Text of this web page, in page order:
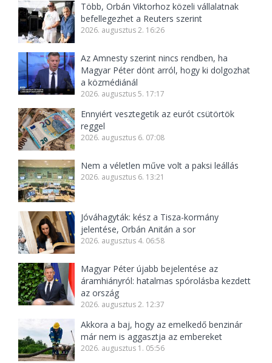
Több, Orbán Viktorhoz közeli vállalatnak
befellegezhet a Reuters szerint
2026. augusztus 2. 16:26
Az Amnesty szerint nincs rendben, ha
Magyar Péter dönt arról, hogy ki dolgozhat
a közmédiánál
2026. augusztus 5. 17:17
Ennyiért vesztegetik az eurót csütörtök
reggel
2026. augusztus 6. 07:08
Nem a véletlen műve volt a paksi leállás
2026. augusztus 6. 13:21
Jóváhagyták: kész a Tisza-kormány
jelentése, Orbán Anitán a sor
2026. augusztus 4. 06:58
Magyar Péter újabb bejelentése az
áramhiányról: hatalmas spórolásba kezdett
az ország
2026. augusztus 2. 12:37
Akkora a baj, hogy az emelkedő benzinár
már nem is aggasztja az embereket
2026. augusztus 1. 05:56